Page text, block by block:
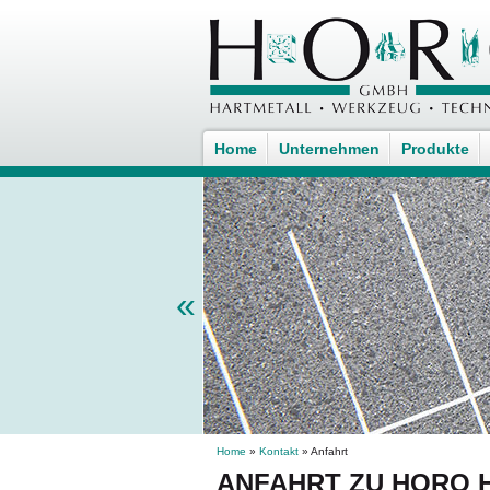
Home Unternehmen Produkte
«
Home » Kontakt » Anfahrt
ANFAHRT ZU HORO